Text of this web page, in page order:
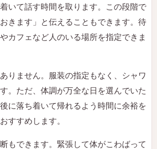
いて話す時間を取ります。この段階で
おきます」と伝えることもできます。待
カフェなど人のいる場所を指定できま
りません。服装の指定もなく、シャワ
。ただ、体調が万全な日を選んでいた
に落ち着いて帰れるよう時間に余裕を
すすめします。
もできます。緊張して体がこわばって